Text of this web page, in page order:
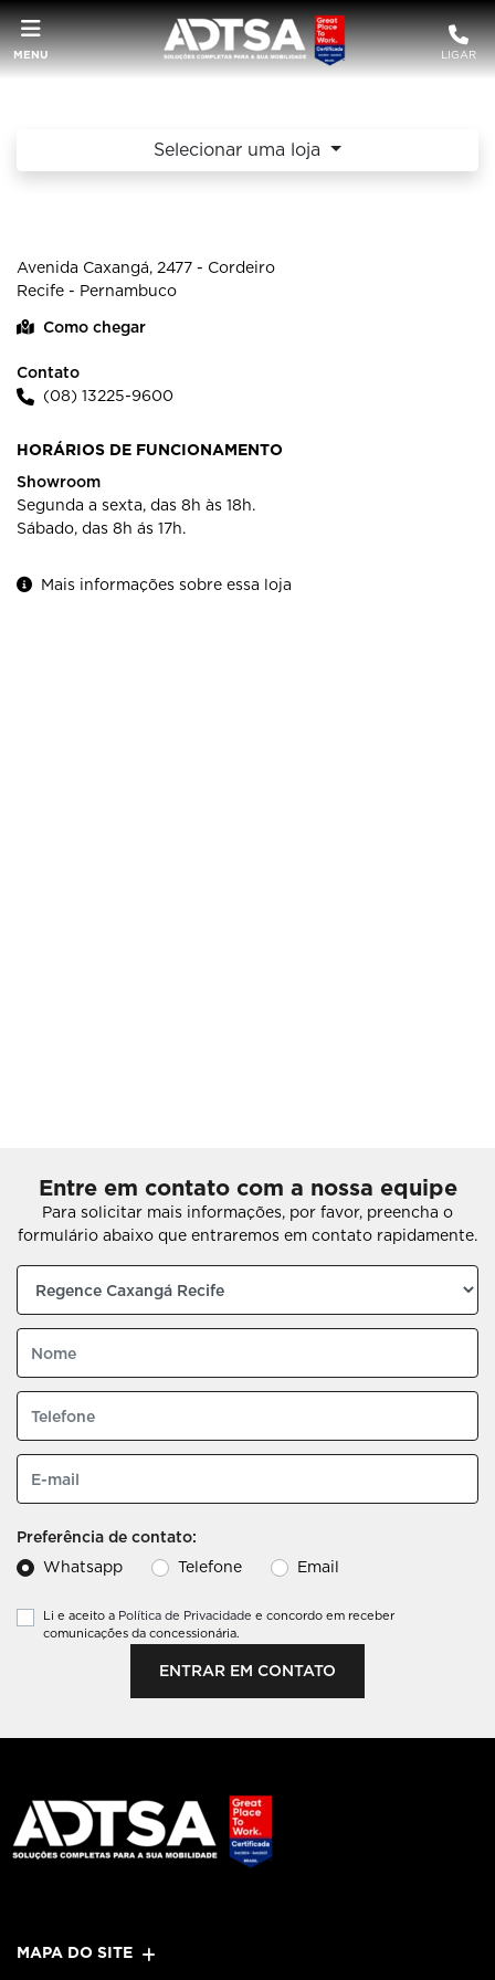
MENU LIGAR
Selecionar uma loja
Avenida Caxangá, 2477 - Cordeiro
Recife - Pernambuco
Como chegar
Contato
(08) 13225-9600
HORÁRIOS DE FUNCIONAMENTO
Showroom
Segunda a sexta, das 8h às 18h.
Sábado, das 8h ás 17h.
Mais informações sobre essa loja
Entre em contato com a nossa equipe
Para solicitar mais informações, por favor, preencha o
formulário abaixo que entraremos em contato rapidamente.
Preferência de contato:
Whatsapp
Telefone Email
Li e aceito a Política de Privacidade e concordo em receber
comunicações da concessionária.
ENTRAR EM CONTATO
MAPA DO SITE